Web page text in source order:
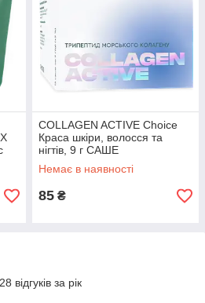
COLLAGEN ACTIVE Choice
Краса шкіри, волосся та
нігтів, 9 г САШЕ
Немає в наявності
85 ₴
відгуків за рік